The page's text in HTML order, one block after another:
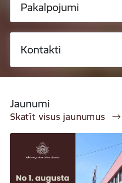
Pakalpojumi
Kontakti
Jaunumi
Skatīt visus jaunumus